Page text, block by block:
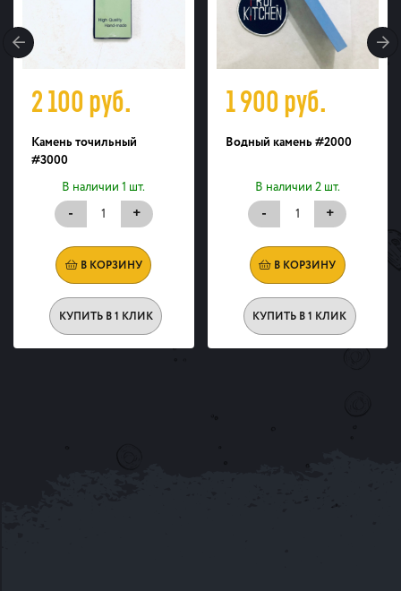
2 100руб.
Камень точильный
#3000
В наличии 1 шт.
- +
В КОРЗИНУ
КУПИТЬ В 1 КЛИК
1 900руб.
Водный камень #2000
В наличии 2 шт.
- +
В КОРЗИНУ
КУПИТЬ В 1 КЛИК